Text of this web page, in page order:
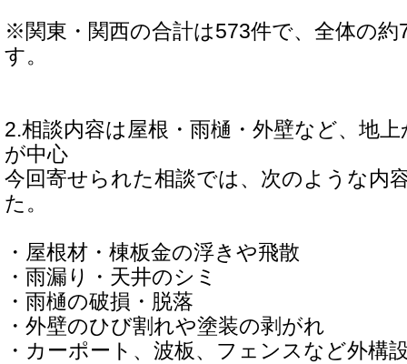
※関東・関西の合計は573件で、全体の約
す。
2.相談内容は屋根・雨樋・外壁など、地
が中心
今回寄せられた相談では、次のような内
た。
・屋根材・棟板金の浮きや飛散
・雨漏り・天井のシミ
・雨樋の破損・脱落
・外壁のひび割れや塗装の剥がれ
・カーポート、波板、フェンスなど外構